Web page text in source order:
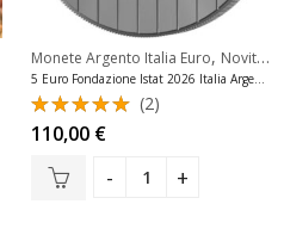
Euro ,Novità Ultimi
Monete Argento Italia Euro, Novità Ultimi Arrivi Euro
5 Euro Fondazione Istat 2026 Italia Argento Fdc
Valutato
5.00su 5
(2)
110,00 €